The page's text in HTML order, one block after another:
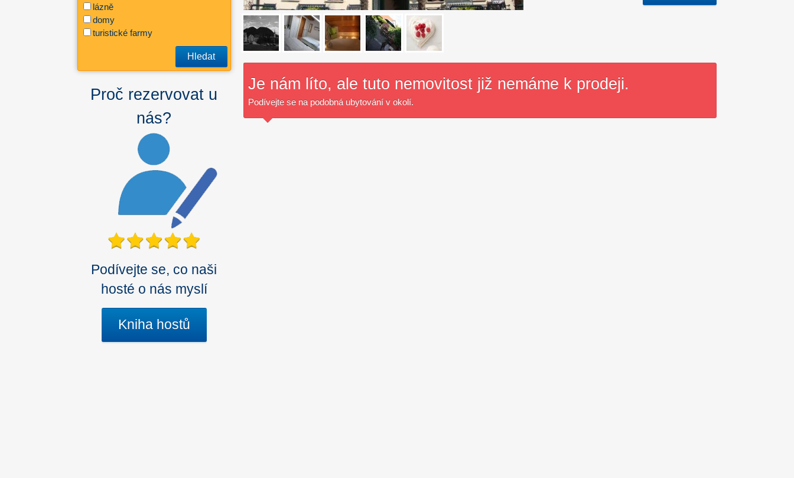
lázně
domy
turistické farmy
Hledat
Proč rezervovat u
nás?
Podívejte se, co naši
hosté o nás myslí
Kniha hostů
Je nám líto, ale tuto nemovitost již nemáme k prodeji.
Podívejte se na podobná ubytování v okolí.